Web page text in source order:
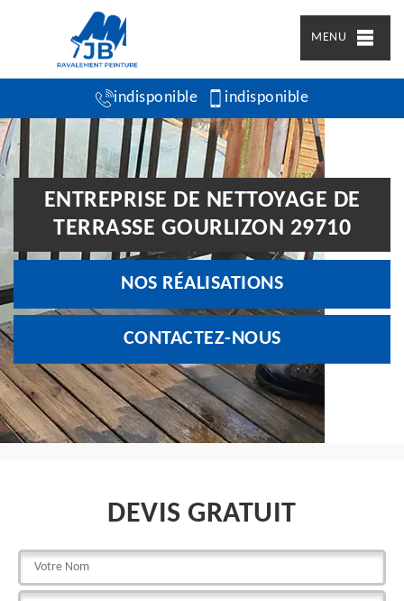
MENU
indisponible indisponible
ENTREPRISE DE NETTOYAGE DE
TERRASSE GOURLIZON 29710
NOS RÉALISATIONS
CONTACTEZ-NOUS
DEVIS GRATUIT